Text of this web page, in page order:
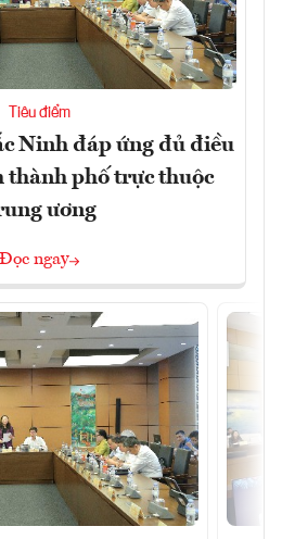
Tiêu điểm
Ninh đáp ứng đủ điều
thành phố trực thuộc
ương
Đọc ngay